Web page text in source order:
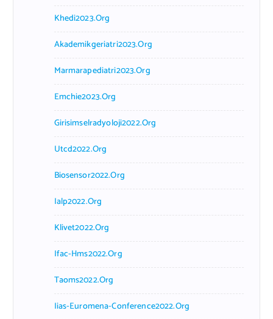
Khedi2023.org
Akademikgeriatri2023.org
Marmarapediatri2023.org
Emchie2023.org
Girisimselradyoloji2022.org
Utcd2022.org
Biosensor2022.org
Ialp2022.org
Klivet2022.org
Ifac-Hms2022.org
Taoms2022.org
Iias-Euromena-Conference2022.org